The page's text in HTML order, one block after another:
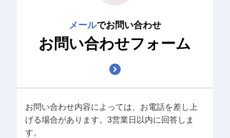
メールでお問い合わせ
お問い合わせフォーム
お問い合わせ内容によっては、お電話を差し上
げる場合があります。3営業日以内に回答しま
す。